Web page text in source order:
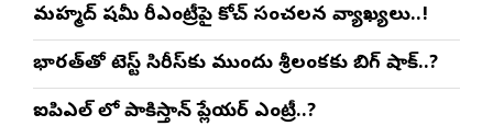
మహ్మద్ షమీ రీఎంట్రీపై కోచ్ సంచలన వ్యాఖ్యలు..!
భారత్‌తో టెస్ట్ సిరీస్‌కు ముందు శ్రీలంకకు బిగ్ షాక్..?
ఐపిఎల్ లో పాకిస్తాన్ ప్లేయర్ ఎంట్రీ..?